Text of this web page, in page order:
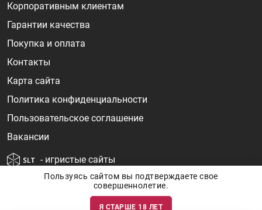
Корпоративным клиентам
Гарантии качества
Покупка и оплата
Контакты
Карта сайта
Политика конфиденциальности
Пользовательское соглашение
Вакансии
- игристые сайты
Пользуясь сайтом вы подтверждаете свое
совершеннолетие.
Я СТАРШЕ 18 ЛЕТ